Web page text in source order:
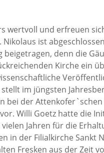
wertvoll und erfreuen
ist
denn die
Kirche ein
im jüngsten
bei der Attenkofer`schen
Willi Goetz hatte die
Jahren für die
in der Filialkirche Sankt
Fresken aus der Zeit